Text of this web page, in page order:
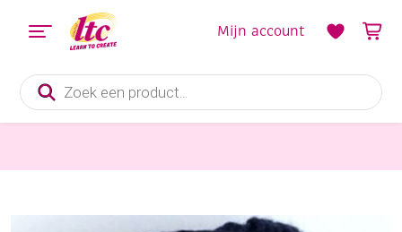
Producten
zoeken
Mijn account